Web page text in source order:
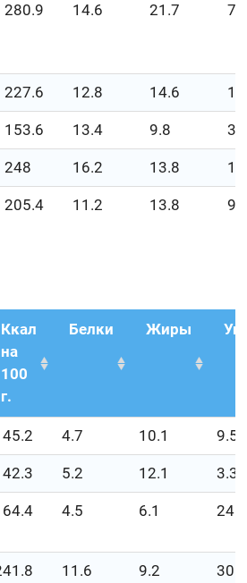
280.9 14.6 21.7
227.6 12.8 14.6
153.6 13.4 9.8
248 16.2 13.8
205.4 11.2 13.8
Ккал
на
100
г.
Белки Жиры
4.7 10.1 9.5
5.2 12.1 3.3
4.5 6.1 24.3
11.6 9.2 30